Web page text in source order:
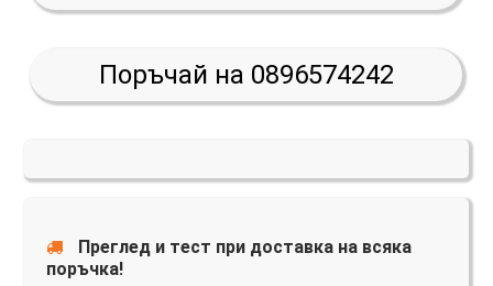
Поръчай на 0896574242
Преглед и тест при доставка на всяка
поръчка!